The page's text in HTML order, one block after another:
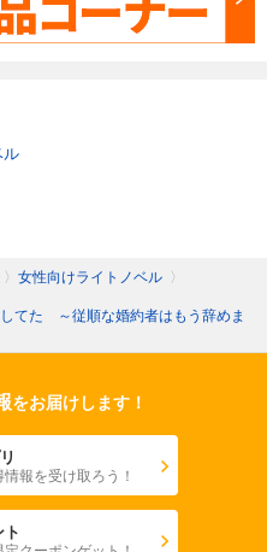
〉 女性向けライトノベル 〉
てた ～従順な婚約者はもう辞めま
をお届けします！
報を受け取ろう！